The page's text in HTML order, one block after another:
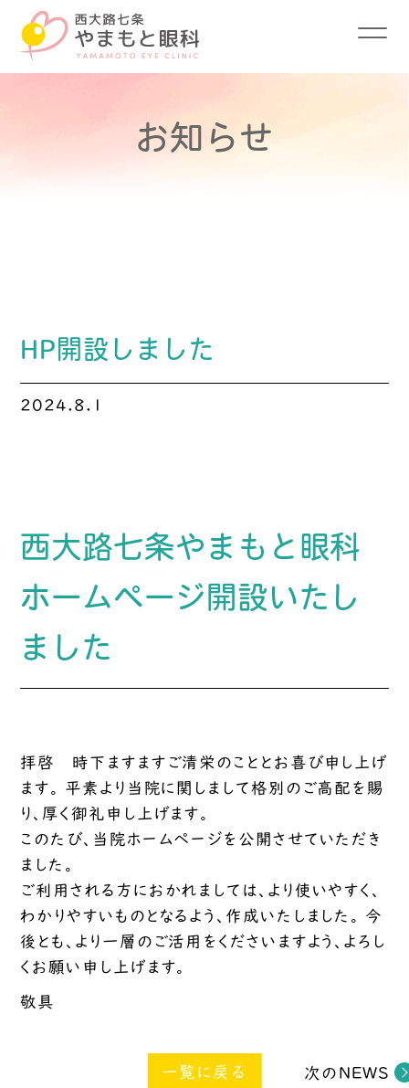
お知らせ
HP開設しました
2024.8.1
西大路七条やまもと眼科
ホームページ開設いたし
ました
拝啓 時下ますますご清栄のこととお喜び申し上げ
ます。 平素より当院に関しまして格別のご高配を賜
り、厚く御礼申し上げます。
このたび、当院ホームページを公開させていただき
ました。
ご利用される方におかれましては、より使いやすく、
わかりやすいものとなるよう、作成いたしました。 今
後とも、より一層のご活用をくださいますよう、よろし
くお願い申し上げます。
敬具
一覧に戻る 次のNEWS